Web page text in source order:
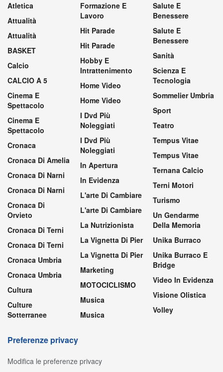
Atletica
Attualità
Attualità
BASKET
Calcio
CALCIO A 5
Cinema E
Spettacolo
Cinema E
Spettacolo
Cronaca
Cronaca Di Amelia
Cronaca Di Narni
Cronaca Di Narni
Cronaca Di
Orvieto
Cronaca Di Terni
Cronaca Di Terni
Cronaca Umbria
Cronaca Umbria
Cultura
Culture
Sotterranee
Formazione E
Lavoro
Hit Parade
Hit Parade
Hobby E
Intrattenimento
Home Video
Home Video
I Dvd Più
Noleggiati
I Dvd Più
Noleggiati
In Apertura
In Evidenza
L'arte Di Cambiare
L'arte Di Cambiare
La Nutrizionista
La Vignetta Di Pier
La Vignetta Di Pier
Marketing
MOTOCICLISMO
Musica
Musica
Salute E
Benessere
Salute E
Benessere
Sanità
Scienza E
Tecnologia
Sommelier Umbria
Sport
Teatro
Tempus Vitae
Tempus Vitae
Ternana Calcio
Terni Motori
Turismo
Un Gendarme
Della Memoria
Unika Burraco
Unika Burraco E
Bridge
Video In Evidenza
Visione Olistica
Volley
Preferenze privacy
Modifica le preferenze privacy